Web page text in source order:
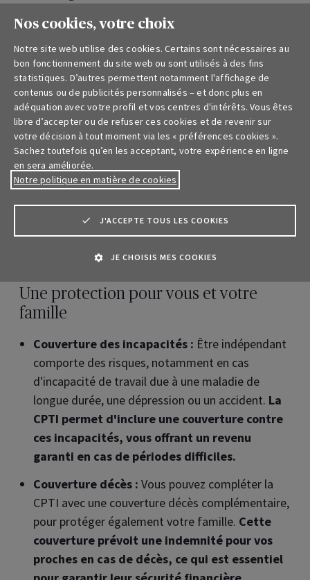
Réduction d’impôt :Sur chaque prime versée,
vous bénéficiez d’une réduction d'impôt de 30
%, à condition de respecter la législation en
vigueur. Cette incitation fiscale est un des grands
atouts de la CPTI, permettant aux indépendants
en personne physique de réduire
significativement leur charge fiscale tout en
épargnant pour leur retraite.
Imposition avantageuse :Le capital que vous
10% à l’âge de la retraite. Il est important
d'encore considérer les retenues parafiscales,
l'avantage fiscal global reste significatif.
Une protection pour vous et votre
famille
Couverture des incapacités : Être indépendant
comporte des risques, notamment en cas
d'incapacité de travail due à une maladie de
longue durée, une dépression ou un accident. La
CPTI permet d'inclure une couverture contre
ces incapacités, vous offrant un revenu
garanti en cas de périodes difficiles.
Couverture décès : Vous pouvez compléter la
CPTI avec une couverture décès complémentaire,
pour protéger également votre famille. Cette
couverture prévoit une indemnité pour vos
proches en cas de décès, ce qui est essentiel
Nos cookies, votre choix
Notre site web utilise des cookies. Certains sont nécessaires au
bon fonctionnement du site web ou sont utilisés à des fins
statistiques. D’autres permettent notamment l'affichage de
contenus ou de publicités personnalisés – et donc plus en
adéquation avec votre profil et vos centres d'intérêts. Vous êtes
libre d’accepter ou de refuser ces cookies et de revenir sur
votre décision à tout moment via les « préférences cookies ».
Sachez toutefois qu’en les acceptant, votre expérience en ligne
en sera améliorée.
Notre politique en matière de cookies
J'ACCEPTE TOUS LES COOKIES
JE CHOISIS MES COOKIES